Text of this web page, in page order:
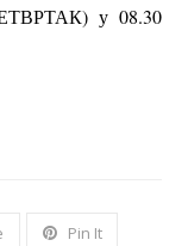
у 08.30
Pin It